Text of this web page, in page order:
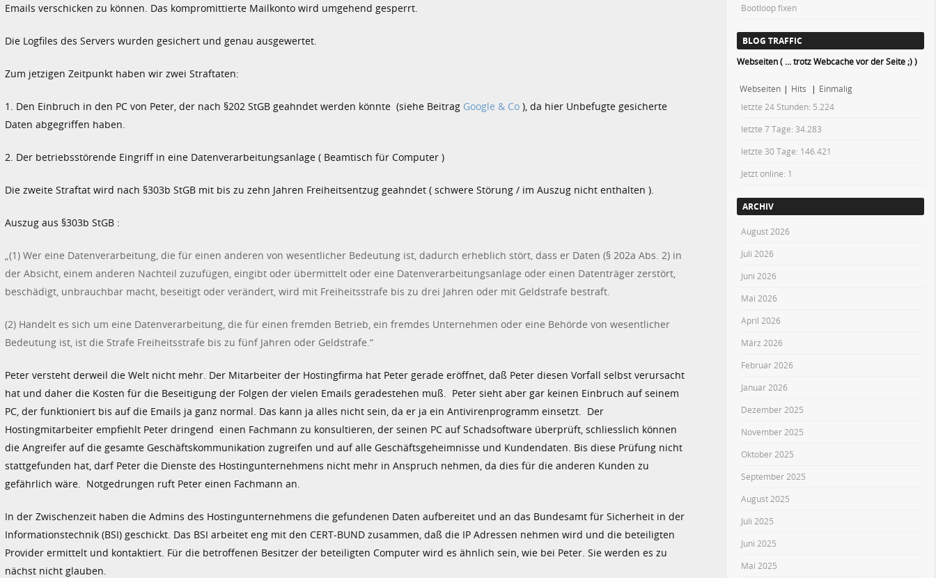
Emails verschicken zu können. Das kompromittierte Mailkonto wird umgehend gesperrt.
Die Logfiles des Servers wurden gesichert und genau ausgewertet.
Zum jetzigen Zeitpunkt haben wir zwei Straftaten:
1. Den Einbruch in den PC von Peter, der nach §202 StGB geahndet werden könnte (siehe Beitrag Google & Co ), da hier Unbefugte gesicherte
Daten abgegriffen haben.
2. Der betriebsstörende Eingriff in eine Datenverarbeitungsanlage ( Beamtisch für Computer )
Die zweite Straftat wird nach §303b StGB mit bis zu zehn Jahren Freiheitsentzug geahndet ( schwere Störung / im Auszug nicht enthalten ).
Auszug aus §303b StGB :
„(1) Wer eine Datenverarbeitung, die für einen anderen von wesentlicher Bedeutung ist, dadurch erheblich stört, dass er Daten (§ 202a Abs. 2) in
der Absicht, einem anderen Nachteil zuzufügen, eingibt oder übermittelt oder eine Datenverarbeitungsanlage oder einen Datenträger zerstört,
beschädigt, unbrauchbar macht, beseitigt oder verändert, wird mit Freiheitsstrafe bis zu drei Jahren oder mit Geldstrafe bestraft.
(2) Handelt es sich um eine Datenverarbeitung, die für einen fremden Betrieb, ein fremdes Unternehmen oder eine Behörde von wesentlicher
Bedeutung ist, ist die Strafe Freiheitsstrafe bis zu fünf Jahren oder Geldstrafe.“
Peter versteht derweil die Welt nicht mehr. Der Mitarbeiter der Hostingfirma hat Peter gerade eröffnet, daß Peter diesen Vorfall selbst verursacht
hat und daher die Kosten für die Beseitigung der Folgen der vielen Emails geradestehen muß. Peter sieht aber gar keinen Einbruch auf seinem
PC, der funktioniert bis auf die Emails ja ganz normal. Das kann ja alles nicht sein, da er ja ein Antivirenprogramm einsetzt. Der
Hostingmitarbeiter empfiehlt Peter dringend einen Fachmann zu konsultieren, der seinen PC auf Schadsoftware überprüft, schliesslich können
die Angreifer auf die gesamte Geschäftskommunikation zugreifen und auf alle Geschäftsgeheimnisse und Kundendaten. Bis diese Prüfung nicht
stattgefunden hat, darf Peter die Dienste des Hostingunternehmens nicht mehr in Anspruch nehmen, da dies für die anderen Kunden zu
gefährlich wäre. Notgedrungen ruft Peter einen Fachmann an.
In der Zwischenzeit haben die Admins des Hostingunternehmens die gefundenen Daten aufbereitet und an das Bundesamt für Sicherheit in der
Informationstechnik (BSI) geschickt. Das BSI arbeitet eng mit den CERT-BUND zusammen, daß die IP Adressen nehmen wird und die beteiligten
Provider ermittelt und kontaktiert. Für die betroffenen Besitzer der beteiligten Computer wird es ähnlich sein, wie bei Peter. Sie werden es zu
nächst nicht glauben.
Bootloop fixen
BLOG TRAFFIC
Webseiten ( ... trotz Webcache vor der Seite ;) )
Webseiten | Hits | Einmalig
letzte 24 Stunden: 5.224
letzte 7 Tage: 34.283
letzte 30 Tage: 146.421
Jetzt online: 1
ARCHIV
August 2026
Juli 2026
Juni 2026
Mai 2026
April 2026
März 2026
Februar 2026
Januar 2026
Dezember 2025
November 2025
Oktober 2025
September 2025
August 2025
Juli 2025
Juni 2025
Mai 2025